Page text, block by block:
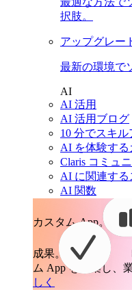
択肢。
アップグレー
最新の環境で
AI
AI 活用
AI 活用ブログ
10 分でスキル
AI を体験す
Claris コミュ
AI に関連す
AI 関数
カスタム App。
成果。
ム App を構築し、
しく